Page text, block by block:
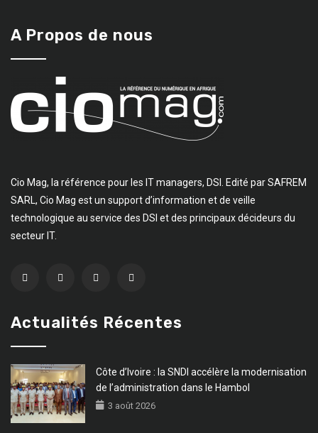
A Propos de nous
Cio Mag, la référence pour les IT managers, DSI. Edité par SAFREM
SARL, Cio Mag est un support d’information et de veille
technologique au service des DSI et des principaux décideurs du
secteur IT.
Actualités Récentes
Côte d’Ivoire : la SNDI accélère la modernisation
de l’administration dans le Hambol
3 août 2026